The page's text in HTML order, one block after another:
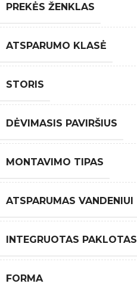
PREKĖS ŽENKLAS
ATSPARUMO KLASĖ
STORIS
DĖVIMASIS PAVIRŠIUS
MONTAVIMO TIPAS
ATSPARUMAS VANDENIUI
INTEGRUOTAS PAKLOTAS
FORMA